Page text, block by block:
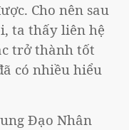
Cho nên sau
ta thấy liên hệ
trở thành tốt
có nhiều hiểu
Đạo Nhân